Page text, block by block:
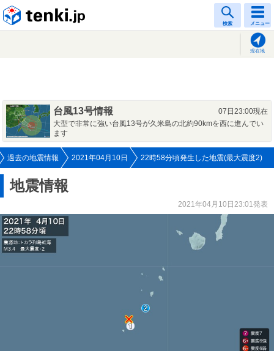
検索 メニュー
現在地
台風13号情報
07日23:00現在
大型で非常に強い台風13号が久米島の北約90kmを西に進んでい
ます
過去の地震情報 2021年04月10日 22時58分頃発生した地震(最大震度2)
地震情報
2021年04月10日23:01発表